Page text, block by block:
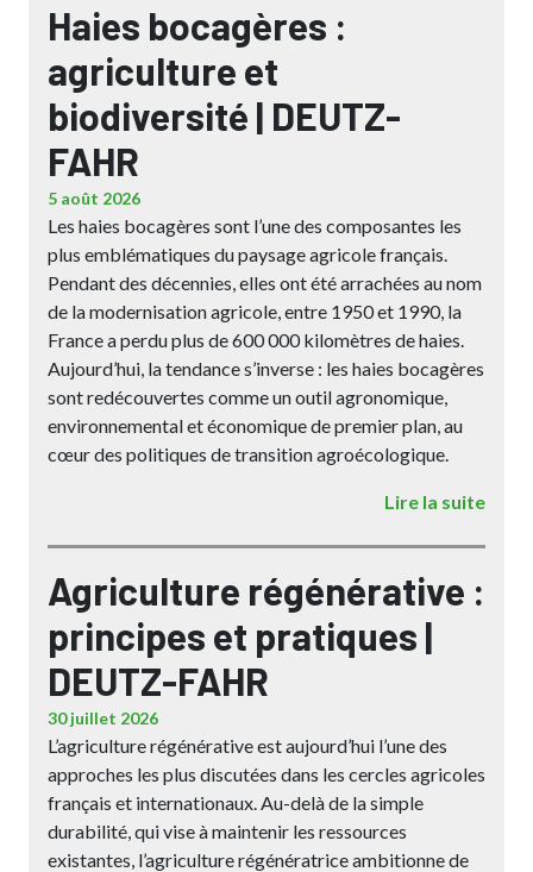
Haies bocagères :
agriculture et
biodiversité | DEUTZ-
FAHR
5 août 2026
Les haies bocagères sont l’une des composantes les
plus emblématiques du paysage agricole français.
Pendant des décennies, elles ont été arrachées au nom
de la modernisation agricole, entre 1950 et 1990, la
France a perdu plus de 600 000 kilomètres de haies.
Aujourd’hui, la tendance s’inverse : les haies bocagères
sont redécouvertes comme un outil agronomique,
environnemental et économique de premier plan, au
cœur des politiques de transition agroécologique.
Lire la suite
Agriculture régénérative :
principes et pratiques |
DEUTZ-FAHR
30 juillet 2026
L’agriculture régénérative est aujourd’hui l’une des
approches les plus discutées dans les cercles agricoles
français et internationaux. Au-delà de la simple
durabilité, qui vise à maintenir les ressources
existantes, l’agriculture régénératrice ambitionne de